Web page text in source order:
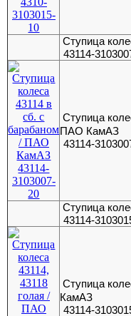
Ступица
43114-
Ступица
ПАО КамАЗ
43114-
Ступица
43114-
Ступица
КамАЗ
43114-